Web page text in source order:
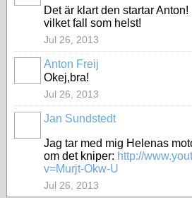
Det är klart den startar
vilket fall som helst!
Jul 26, 2013
Anton Freij
Okej,bra!
Jul 26, 2013
Jan Sundstedt
Jag tar med mig Helenas
om det kniper: http://
v=Murjt-Okw-U
Jul 26, 2013